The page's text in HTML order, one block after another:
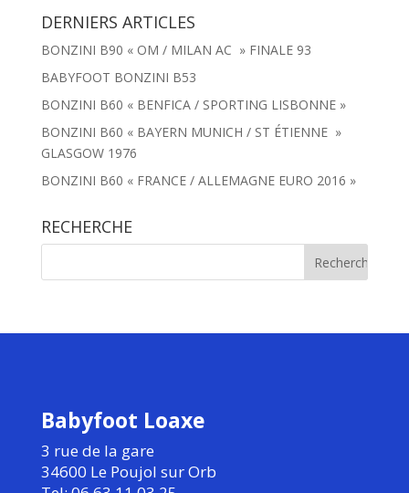
DERNIERS ARTICLES
BONZINI B90 « OM / MILAN AC » FINALE 93
BABYFOOT BONZINI B53
BONZINI B60 « BENFICA / SPORTING LISBONNE »
BONZINI B60 « BAYERN MUNICH / ST ÉTIENNE »
GLASGOW 1976
BONZINI B60 « FRANCE / ALLEMAGNE EURO 2016 »
RECHERCHE
Babyfoot Loaxe
3 rue de la gare
34600 Le Poujol sur Orb